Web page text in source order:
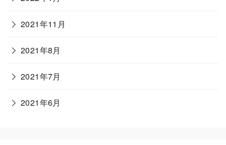
2021年11月
2021年8月
2021年7月
2021年6月